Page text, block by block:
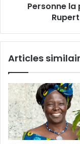
Personne la
Articles